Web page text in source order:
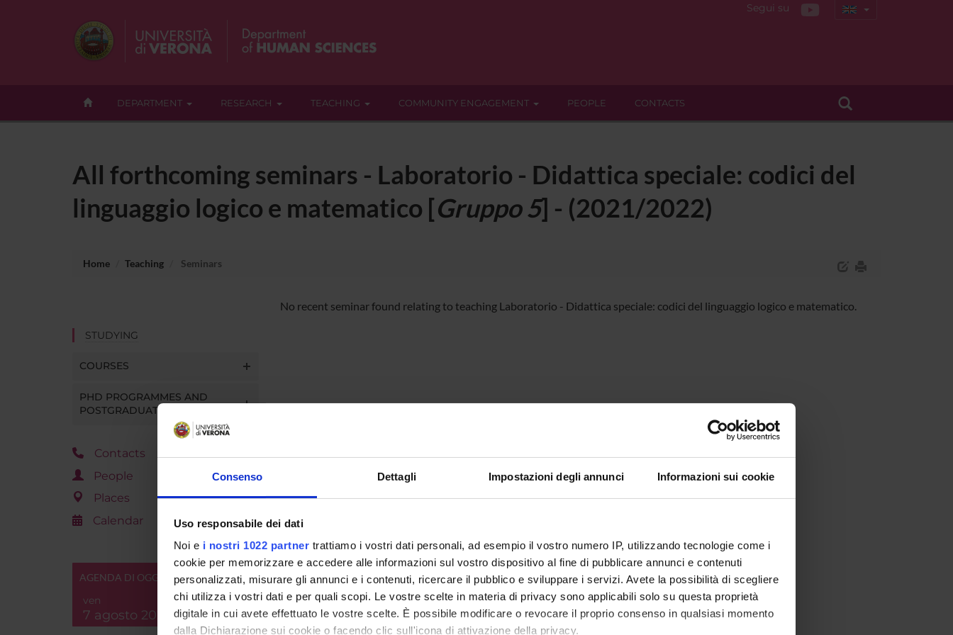
Consenso Dettagli Impostazioni degli annunci Informazioni sui cookie
Uso responsabile dei dati
Noi e i nostri 1022 partner trattiamo i vostri dati personali, ad esempio il vostro numero IP, utilizzando tecnologie come i
cookie per memorizzare e accedere alle informazioni sul vostro dispositivo al fine di pubblicare annunci e contenuti
personalizzati, misurare gli annunci e i contenuti, ricercare il pubblico e sviluppare i servizi. Avete la possibilità di scegliere
chi utilizza i vostri dati e per quali scopi. Le vostre scelte in materia di privacy sono applicabili solo su questa proprietà
digitale in cui avete effettuato le vostre scelte. È possibile modificare o revocare il proprio consenso in qualsiasi momento
dalla Dichiarazione sui cookie o facendo clic sull'icona di attivazione della privacy.
Segui su
DEPARTMENT RESEARCH TEACHING COMMUNITY ENGAGEMENT PEOPLE CONTACTS
All forthcoming seminars - Laboratorio - Didattica speciale: codici del
linguaggio logico e matematico [Gruppo 5] - (2021/2022)
Home Teaching Seminars
STUDYING
COURSES
PHD PROGRAMMES AND
POSTGRADUATE TRAINING
Contacts
People
Places
Calendar
AGENDA DI OGGI
ven
7 agosto 2026
No recent seminar found relating to teaching Laboratorio - Didattica speciale: codici del linguaggio logico e matematico.